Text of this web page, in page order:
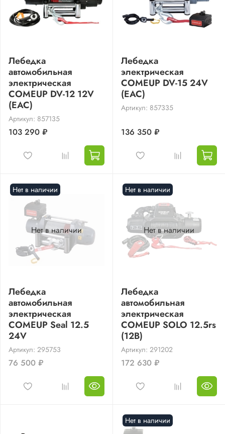
Лебедка
автомобильная
электрическая
COMEUP DV-12 12V
(EAC)
Артикул: 857135
103 290 ₽
Лебедка
электрическая
COMEUP DV-15 24V
(EAC)
Артикул: 857335
136 350 ₽
Нет в наличии
Нет в наличии
Лебедка
автомобильная
электрическая
COMEUP Seal 12.5
24V
Артикул: 295753
76 500 ₽
Нет в наличии
Нет в наличии
Лебедка
автомобильная
электрическая
COMEUP SOLO 12.5rs
(12В)
Артикул: 291202
172 630 ₽
Нет в наличии